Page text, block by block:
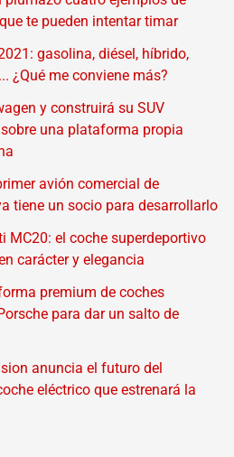
te pueden intentar timar
gasolina, diésel, híbrido,
¿Qué me conviene más?
y construirá su SUV
una plataforma propia
avión comercial de
tiene un socio para desarrollarlo
MC20: el coche superdeportivo
carácter y elegancia
premium de coches
para dar un salto de
anuncia el futuro del
eléctrico que estrenará la